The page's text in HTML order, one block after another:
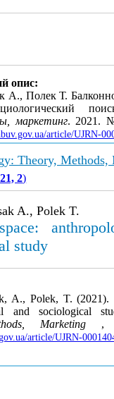
опис:
А., Полек Т.
маркетинг. 2021.
article/UJRN-
Theory, Methods,
2)
A., Polek T.
study
A., Polek, T. (2021).
and sociological
Marketing ,
article/UJRN-